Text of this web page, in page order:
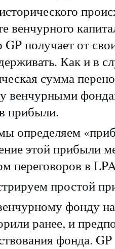
венчурного
получает от
Как и в
сумма
венчурными
прибыли.
определяем
этой прибыли
переговоров в
простой
фонду
ранее, и
фонда.